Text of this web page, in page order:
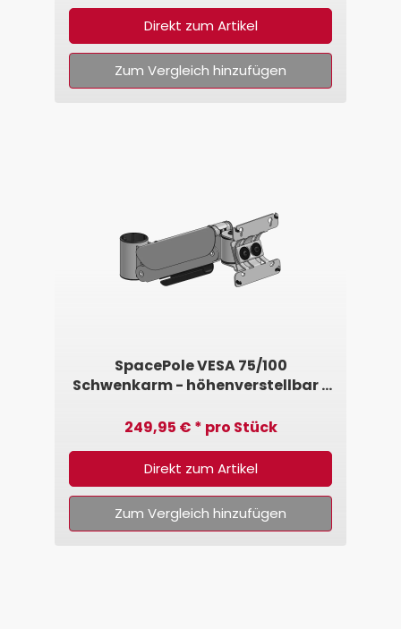
Direkt zum Artikel
Zum Vergleich hinzufügen
SpacePole VESA 75/100
Schwenkarm - höhenverstellbar •
249,95 € * pro Stück
Direkt zum Artikel
Zum Vergleich hinzufügen